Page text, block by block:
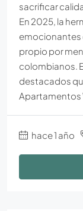
sacrificar
En 2025, la
emocionantes
propio por
colombianos.
destacados
Apartamentos
hace 1 año